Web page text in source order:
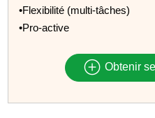
•Flexibilité (multi-tâches)
•Pro-active
Obtenir